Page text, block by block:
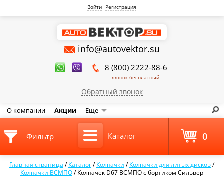
Войти Регистрация
info@autovektor.su
8 (800) 2222-88-6
звонок бесплатный
Обратный звонок
О компании Акции Еще
Главная страница /Каталог/Колпачки /Колпачки для литых дисков/
Колпачки ВСМПО/Колпачек D67 ВСМПО с бортиком Сильвер
Фильтр Каталог 0